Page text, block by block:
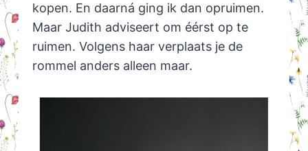
kopen. En daarná ging ik dan opruimen.
Maar Judith adviseert om éérst op te
ruimen. Volgens haar verplaats je de
rommel anders alleen maar.